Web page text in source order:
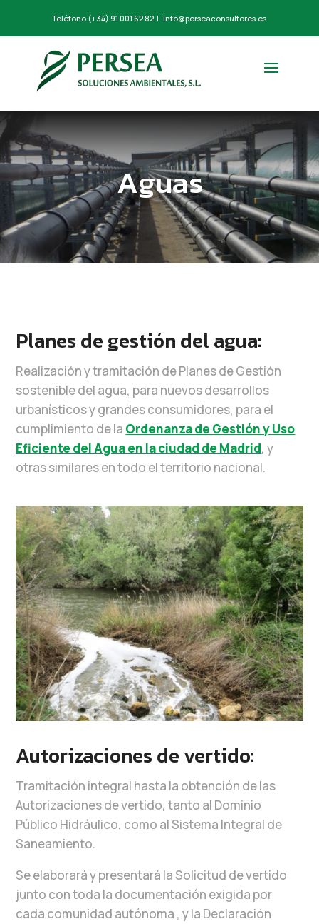
Teléfono (+34) 91 001 62 82 |info@perseaconsultores.es
Aguas
Planes de gestión del agua:
Realización y tramitación de Planes de Gestión
sostenible del agua, para nuevos desarrollos
urbanísticos y grandes consumidores, para el
cumplimiento de la Ordenanza de Gestión y Uso
Eficiente del Agua en la ciudad de Madrid, y
otras similares en todo el territorio nacional.
Autorizaciones de vertido:
Tramitación integral hasta la obtención de las
Autorizaciones de vertido, tanto al Dominio
Público Hidráulico, como al Sistema Integral de
Saneamiento.
Se elaborará y presentará la Solicitud de vertido
junto con toda la documentación exigida por
cada comunidad autónoma , y la Declaración